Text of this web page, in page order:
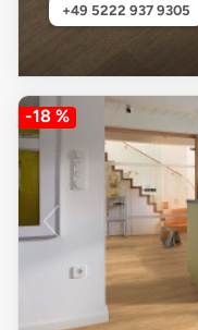
+49 5222 937 9305
-18 %